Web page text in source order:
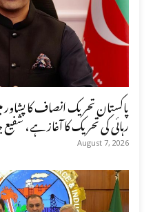
پاکستان تحریک انصاف کا
رہائی کی تحریک کا آغاز ہے،
August 7, 2026